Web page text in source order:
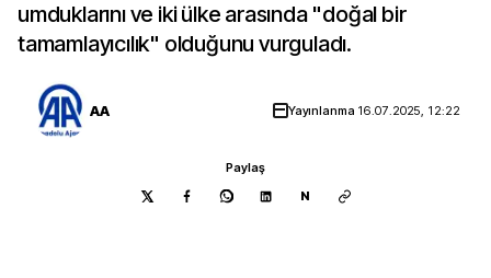
umduklarını ve iki ülke arasında "doğal bir
tamamlayıcılık" olduğunu vurguladı.
AA Yayınlanma 16.07.2025, 12:22
Paylaş
N